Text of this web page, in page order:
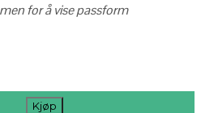
for å vise passform
Kjøp